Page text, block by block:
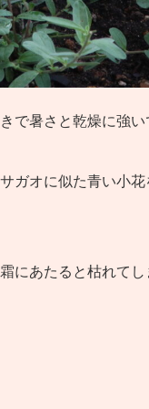
で暑さと乾燥に強い
ガオに似た青い小
にあたると枯れて